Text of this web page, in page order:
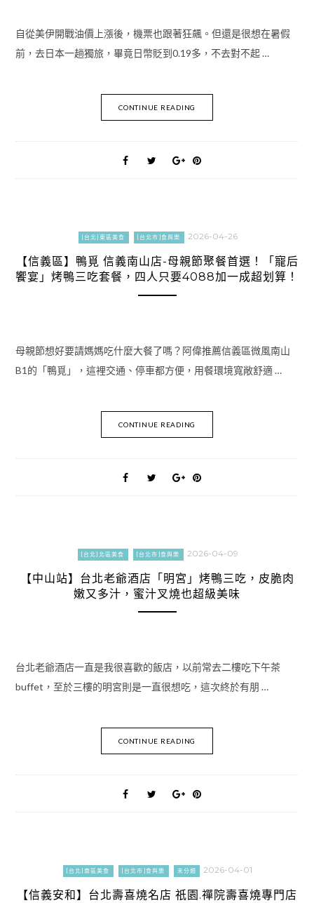
自從美伊開戰油價上漲後，機票也跟著狂飆。但還是很想在暑假
前，去日本一趟獨旅，畢竟日幣貶到0.19多，不去對不起 …
CONTINUE READING
[台北]東區美食 [台北市]食與樂 2026-04-26
【信義區】鴨覓 信義南山店-母親節聚餐首選！「寵后
饗宴」烤鴨三吃套餐，四人只要4088加一成超划算！
母親節想好要請媽媽吃什麼大餐了嗎？阿偉推薦信義區微風南山
B1的「鴨覓」，這裡交通、停車都方便，用餐環境寬敞舒適 …
CONTINUE READING
[台北]北區美食 [台北市]食與樂 2026-04-09
【中山站】台北老爺酒店「明宮」烤鴨三吃，皮脆肉
嫩又多汁，蜜汁叉燒也超級美味
台北老爺酒店一直是我很喜歡的飯店，以前常去二樓吃下午茶
buffet，至於三樓的明宮則是一直很想吃，這次終於有朋 …
CONTINUE READING
[台北]南區美食 [台北市]食與樂 未分類 2026-04-01
【信義安和】台北壽喜燒名店 祇園.禪院壽喜燒專門店